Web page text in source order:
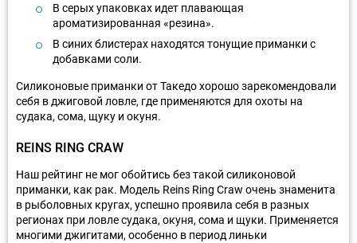
В серых упаковках идет плавающая
ароматизированная «резина».
В синих блистерах находятся тонущие приманки с
добавками соли.
Силиконовые приманки от Такедо хорошо зарекомендовали
себя в джиговой ловле, где применяются для охоты на
судака, сома, щуку и окуня.
REINS RING CRAW
Наш рейтинг не мог обойтись без такой силиконовой
приманки, как рак. Модель Reins Ring Craw очень знаменита
в рыболовных кругах, успешно проявила себя в разных
регионах при ловле судака, окуня, сома и щуки. Применяется
многими джигитами, особенно в период линьки